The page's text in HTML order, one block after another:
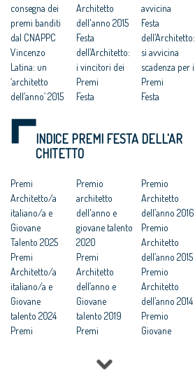
consegna dei
premi banditi
dal CNAPPC
Vincenzo
Latina: un
‘architetto
dell’anno’ 2015
lontano dalla
ribalta
Premi Cnappc.
italiano 2015 e i
giovani talenti
dell’architettur
a
Vincenzo
Latina
Architetto
dell’anno
Architetto
dell'anno 2015
Festa
dell’Architetto:
i vincitori dei
Premi
Festa
ottobre per i
Premi
dell’Architetto:
in dirittura
d’arrivo i
Premi
Studio
dell'anno e
miglior
giovane
talento, scade il
15 ottobre il
premio
dagli architetti
avvicina
Festa
dell’Architetto:
si avvicina
scadenza per i
Premi
Festa
Premi
INDICE PREMI FESTA DELL'AR
CHITETTO
Premi
Architetto/a
italiano/a e
Giovane
Talento 2025
Premi
Architetto/a
italiano/a e
Giovane
talento 2024
Premi
Premio
architetto
dell'anno e
giovane talento
2020
Premi
Architetto
dell’anno e
Giovane
talento 2019
Premi
dell’anno e
Premio
Architetto
dell’anno 2016
Premio
Architetto
dell’anno 2015
Premio
Architetto
dell’anno 2014
Premio
Giovane